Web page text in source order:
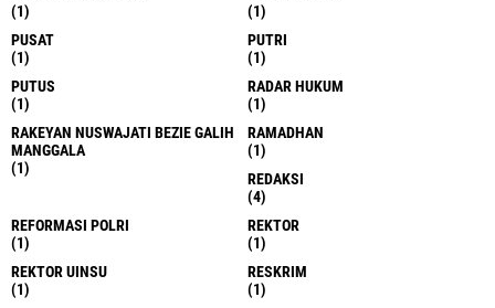
(1)
(1)
PUSAT
(1)
PUTRI
(1)
PUTUS
(1)
RADAR HUKUM
(1)
RAKEYAN NUSWAJATI BEZIE GALIH
MANGGALA
(1)
RAMADHAN
(1)
REDAKSI
(4)
REFORMASI POLRI
(1)
REKTOR
(1)
REKTOR UINSU
(1)
RESKRIM
(1)